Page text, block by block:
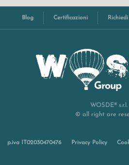
Blog Certificazioni
WOSDE® s.r.l.
© all right are
p.iva IT02030470476 Privacy Policy